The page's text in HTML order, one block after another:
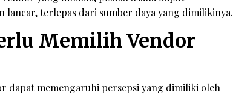
lancar, terlepas dari sumber daya yang dimilikinya.
Memilih Vendor
dapat memengaruhi persepsi yang dimiliki oleh